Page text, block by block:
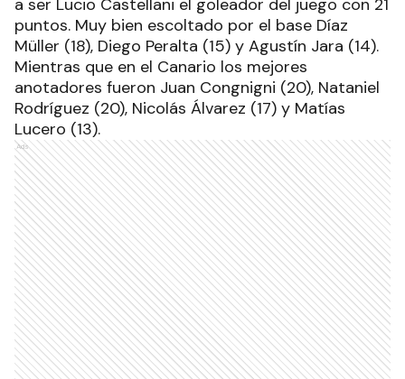
a ser Lucio Castellani el goleador del juego con 21
puntos. Muy bien escoltado por el base Díaz
Müller (18), Diego Peralta (15) y Agustín Jara (14).
Mientras que en el Canario los mejores
anotadores fueron Juan Congnigni (20), Nataniel
Rodríguez (20), Nicolás Álvarez (17) y Matías
Lucero (13).
Ads